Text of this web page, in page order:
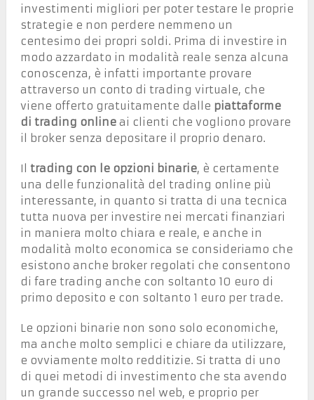
investimenti migliori per poter testare le proprie
strategie e non perdere nemmeno un
centesimo dei propri soldi. Prima di investire in
modo azzardato in modalità reale senza alcuna
conoscenza, è infatti importante provare
attraverso un conto di trading virtuale, che
viene offerto gratuitamente dalle piattaforme
di trading onlineai clienti che vogliono provare
il broker senza depositare il proprio denaro.
Il trading con le opzioni binarie, è certamente
una delle funzionalità del trading online più
interessante, in quanto si tratta di una tecnica
tutta nuova per investire nei mercati finanziari
in maniera molto chiara e reale, e anche in
modalità molto economica se consideriamo che
esistono anche broker regolati che consentono
di fare trading anche con soltanto 10 euro di
primo deposito e con soltanto 1 euro per trade.
Le opzioni binarie non sono solo economiche,
ma anche molto semplici e chiare da utilizzare,
e ovviamente molto redditizie. Si tratta di uno
di quei metodi di investimento che sta avendo
un grande successo nel web, e proprio per